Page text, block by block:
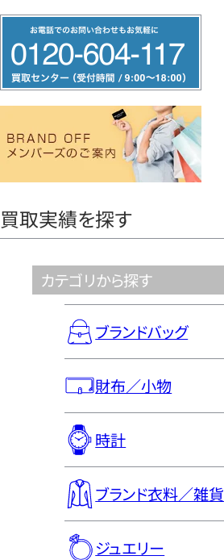
リ
ー
ヤ
買取実績を探す
カテゴリから探す
ブランドバッグ
財布／小物
時計
ブランド衣料／雑貨
ジュエリー